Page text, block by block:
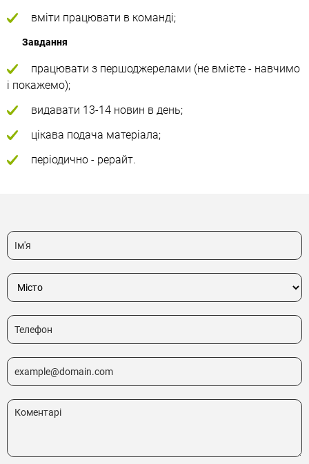
вміти працювати в команді;
Завдання
працювати з першоджерелами (не вмієте - навчимо
і покажемо);
видавати 13-14 новин в день;
цікава подача матеріала;
періодично - рерайт.